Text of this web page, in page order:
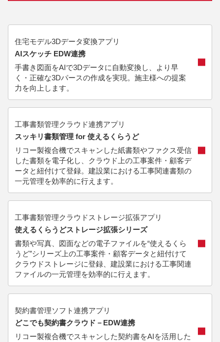
住宅モデル3Dデータ変換アプリ
AIスケッチ EDW連携
手書き図面をAIで3Dデータに自動変換し、より早
く・正確な3Dパースの作成を実現。施主様への提案
力を向上します。
工事書類管理クラウド連携アプリ
スッキリ書類管理 for 使えるくらうど
リコー製複合機でスキャンした紙書類やファクス受信
した書類を電子化し、クラウド上の工事案件・顧客デ
ータと紐付けて登録。建設業における工事関連書類の
一元管理を効率的に行えます。
工事書類管理クラウドストレージ拡張アプリ
使えるくらうどストレージ拡張シリーズ
書類や写真、図面などの電子ファイルを“使えるくら
うど”シリーズ上の工事案件・顧客データと紐付けて
クラウドストレージに登録、建設業における工事関連
ファイルの一元管理を効率的に行えます。
契約書管理ソフト連携アプリ
どこでも契約書クラウド－EDW連携
リコー製複合機でスキャンした契約書をAIを活用した